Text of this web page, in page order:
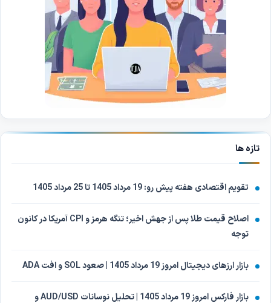
تازه ها
تقویم اقتصادی هفته پیش رو: 19 مرداد 1405 تا 25 مرداد 1405
اصلاح قیمت طلا پس از جهش اخیر؛ تنگه هرمز و CPI آمریکا در کانون
توجه
بازار ارزهای دیجیتال امروز 19 مرداد 1405 | صعود SOL و افت ADA
بازار فارکس امروز 19 مرداد 1405 | تحلیل نوسانات AUD/USD و